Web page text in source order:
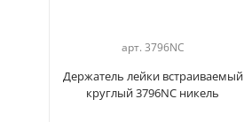
арт. 3796NC
Держатель лейки встраиваемый
круглый 3796NC никель